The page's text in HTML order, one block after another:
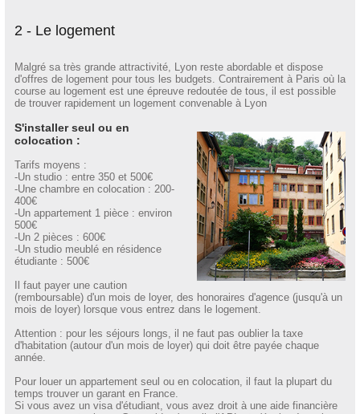
2 - Le logement
Malgré sa très grande attractivité, Lyon reste abordable et dispose
d'offres de logement pour tous les budgets. Contrairement à Paris où la
course au logement est une épreuve redoutée de tous, il est possible
de trouver rapidement un logement convenable à Lyon
S'installer seul ou en
colocation :
Tarifs moyens :
-Un studio : entre 350 et 500€
-Une chambre en colocation : 200-
400€
-Un appartement 1 pièce : environ
500€
-Un 2 pièces : 600€
-Un studio meublé en résidence
étudiante : 500€
Il faut payer une caution
(remboursable) d'un mois de loyer, des honoraires d'agence (jusqu'à un
mois de loyer) lorsque vous entrez dans le logement.
Attention : pour les séjours longs, il ne faut pas oublier la taxe
d'habitation (autour d'un mois de loyer) qui doit être payée chaque
année.
Pour louer un appartement seul ou en colocation, il faut la plupart du
temps trouver un garant en France.
Si vous avez un visa d'étudiant, vous avez droit à une aide financière